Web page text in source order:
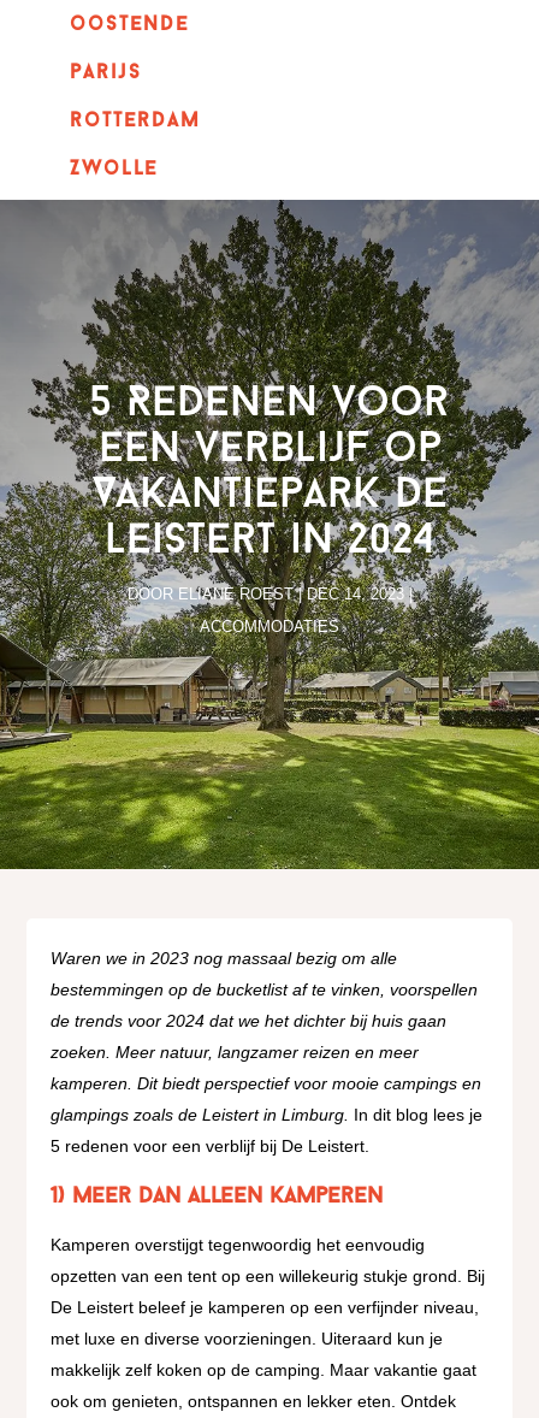
oostende
parijs
rotterdam
Zwolle
5 Redenen voor
een verblijf op
Vakantiepark de
Leistert in 2024
DOOR ELIANE ROEST|DEC 14, 2023|
ACCOMMODATIES
Waren we in 2023 nog massaal bezig om alle
bestemmingen op de bucketlist af te vinken, voorspellen
de trends voor 2024 dat we het dichter bij huis gaan
zoeken. Meer natuur, langzamer reizen en meer
kamperen. Dit biedt perspectief voor mooie campings en
glampings zoals de Leistert in Limburg. In dit blog lees je
5 redenen voor een verblijf bij De Leistert.
1) Meer dan alleen kamperen
Kamperen overstijgt tegenwoordig het eenvoudig
opzetten van een tent op een willekeurig stukje grond. Bij
De Leistert beleef je kamperen op een verfijnder niveau,
met luxe en diverse voorzieningen. Uiteraard kun je
makkelijk zelf koken op de camping. Maar vakantie gaat
ook om genieten, ontspannen en lekker eten. Ontdek